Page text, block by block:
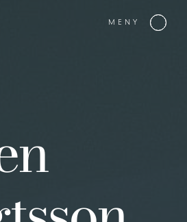
MENY